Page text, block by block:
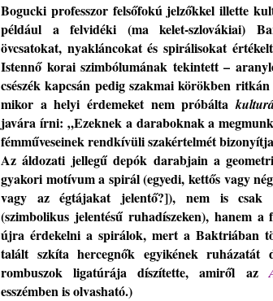
Bogucki professzor felsőfokú jelzőkkel illette
például a felvidéki (ma kelet-szlovákiai) Ba
övcsatokat, nyakláncokat és spirálisokat értékel
Istennő korai szimbólumának tekintett–
csészék kapcsán pedig szakmai körökben ritk
mikor a helyi érdemeket nem próbálta
javára írni: „Ezeknek a daraboknak a
fémműveseinek rendkívüli szakértelmétbizonyítja
Az áldozati jellegűdepók darabjain a
gyakori motívum a spirál (egyedi,kettős vagy
vagy az égtájakat jelentő?]), nem is csak
(szimbolikus jelentésű ruhadíszeken), hanem a
újra érdekelni a spirálok, mert a Baktriában
talált szkíta hercegnők egyikének ruházatát
rombuszok ligatúrája díszítette, amiről az
esszémbenis olvasható.)